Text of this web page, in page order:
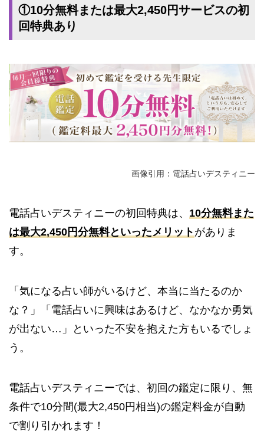
①10分無料または最大2,450円サービスの初
回特典あり
画像引用：電話占いデスティニー
電話占いデスティニーの初回特典は、 10分無料また
は最大2,450円分無料といったメリット がありま
す。
「気になる占い師がいるけど、本当に当たるのか
な？」「電話占いに興味はあるけど、なかなか勇気
が出ない…」といった不安を抱えた方もいるでしょ
う。
電話占いデスティニーでは、初回の鑑定に限り、無
条件で10分間(最大2,450円相当)の鑑定料金が自動
で割り引かれます！